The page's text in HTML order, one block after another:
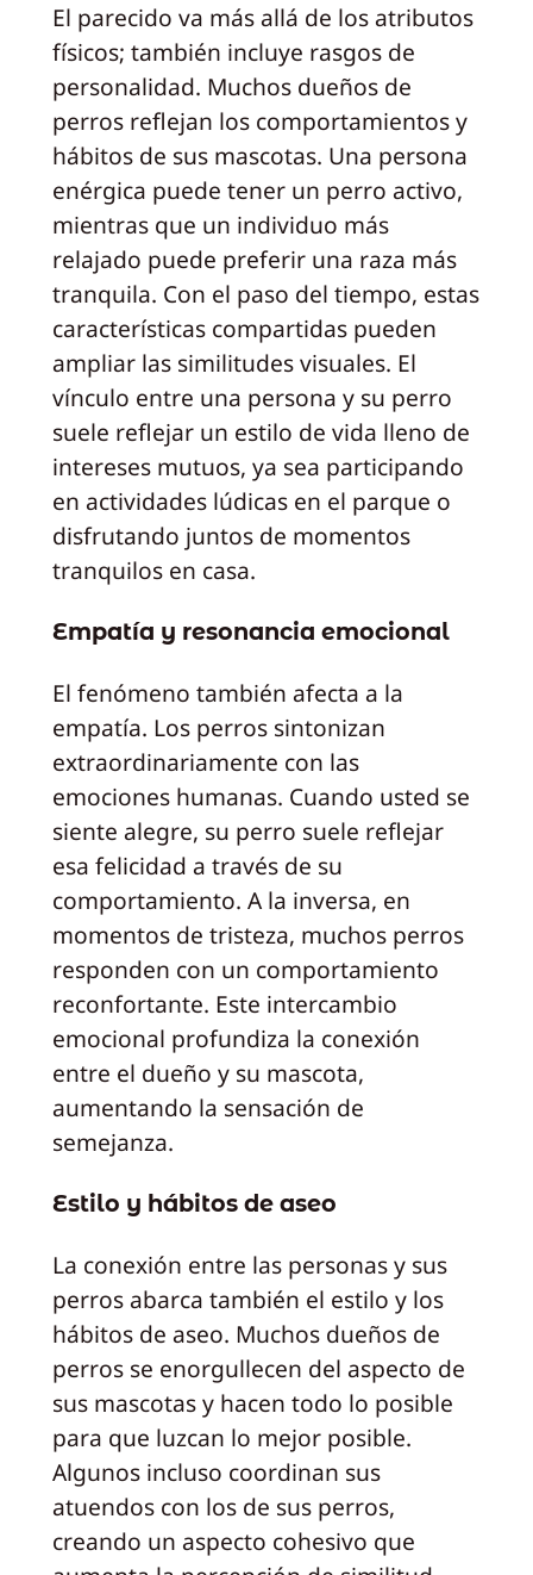
El parecido va más allá de los atributos
físicos; también incluye rasgos de
personalidad. Muchos dueños de
perros reflejan los comportamientos y
hábitos de sus mascotas. Una persona
enérgica puede tener un perro activo,
mientras que un individuo más
relajado puede preferir una raza más
tranquila. Con el paso del tiempo, estas
características compartidas pueden
ampliar las similitudes visuales. El
vínculo entre una persona y su perro
suele reflejar un estilo de vida lleno de
intereses mutuos, ya sea participando
en actividades lúdicas en el parque o
disfrutando juntos de momentos
tranquilos en casa.
Empatía y resonancia emocional
El fenómeno también afecta a la
empatía. Los perros sintonizan
extraordinariamente con las
emociones humanas. Cuando usted se
siente alegre, su perro suele reflejar
esa felicidad a través de su
comportamiento. A la inversa, en
momentos de tristeza, muchos perros
responden con un comportamiento
reconfortante. Este intercambio
emocional profundiza la conexión
entre el dueño y su mascota,
aumentando la sensación de
semejanza.
Estilo y hábitos de aseo
La conexión entre las personas y sus
perros abarca también el estilo y los
hábitos de aseo. Muchos dueños de
perros se enorgullecen del aspecto de
sus mascotas y hacen todo lo posible
para que luzcan lo mejor posible.
Algunos incluso coordinan sus
atuendos con los de sus perros,
creando un aspecto cohesivo que